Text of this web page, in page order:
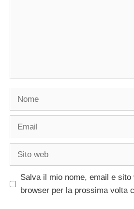
Nome
Email
Sito
Salva il mio nome, email e sito
browser per la prossima volta